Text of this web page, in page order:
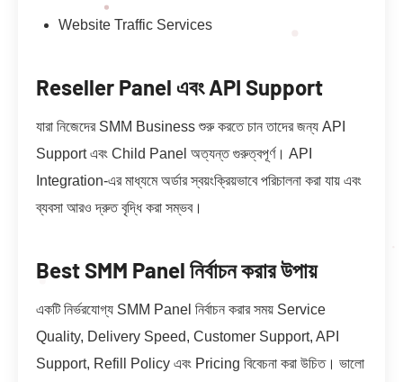
Website Traffic Services
Reseller Panel এবং API Support
যারা নিজেদের SMM Business শুরু করতে চান তাদের জন্য API
Support এবং Child Panel অত্যন্ত গুরুত্বপূর্ণ। API
Integration-এর মাধ্যমে অর্ডার স্বয়ংক্রিয়ভাবে পরিচালনা করা যায় এবং
ব্যবসা আরও দ্রুত বৃদ্ধি করা সম্ভব।
Best SMM Panel নির্বাচন করার উপায়
একটি নির্ভরযোগ্য SMM Panel নির্বাচন করার সময় Service
Quality, Delivery Speed, Customer Support, API
Support, Refill Policy এবং Pricing বিবেচনা করা উচিত। ভালো